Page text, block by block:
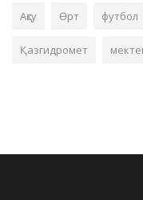
Ақсу Өрт футбол
Қазгидромет